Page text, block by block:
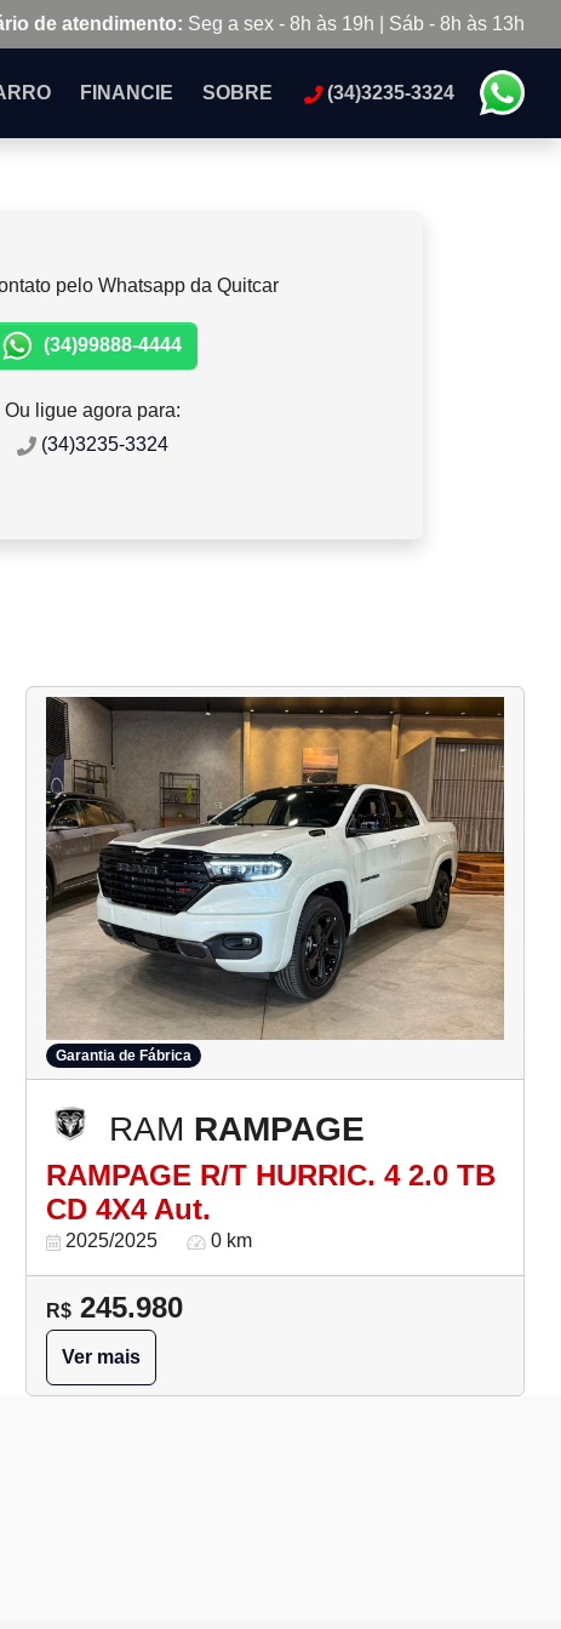
de atendimento: Seg a sex - 8h às 19h | Sáb - 8h às 13h
FINANCIE SOBRE (34)3235-3324
pelo Whatsapp da Quitcar
(34)99888-4444
Ou ligue agora para:
(34)3235-3324
Garantia de Fábrica
RAM RAMPAGE
RAMPAGE R/T HURRIC. 4 2.0 TB
CD 4X4 Aut.
2025/2025 0 km
R$ 245.980
Ver mais